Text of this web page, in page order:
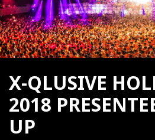
X-QLUSIVE
2018
UP